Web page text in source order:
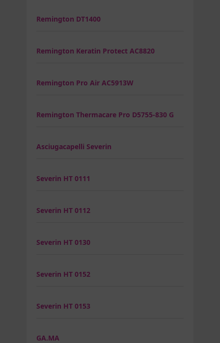
Remington DT1400
Remington Keratin Protect AC8820
Remington Pro Air AC5913W
Remington Thermacare Pro D5755-830 G
Asciugacapelli Severin
Severin HT 0111
Severin HT 0112
Severin HT 0130
Severin HT 0152
Severin HT 0153
GA.MA